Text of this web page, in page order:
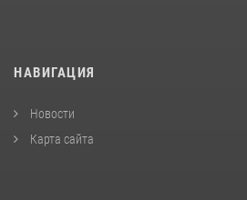
НАВИГАЦИЯ
Новости
Карта сайта